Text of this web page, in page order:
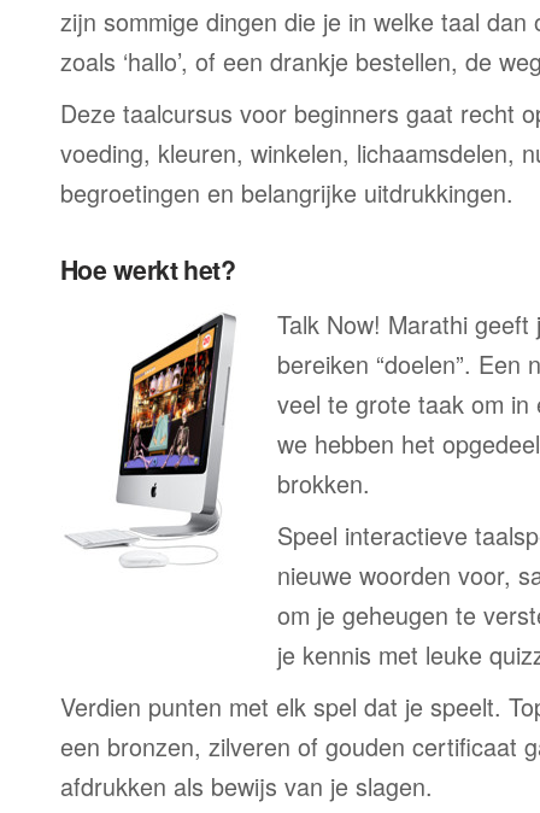
zijn sommige dingen die je in welke taal dan
zoals ‘hallo’, of een drankje bestellen, de
Deze taalcursus voor beginners gaat recht
voeding, kleuren, winkelen, lichaamsdelen,
begroetingen en belangrijke uitdrukkingen.
Hoe werkt het?
Talk Now! Marathi
bereiken “doelen”. Een
veel te grote taak om
we hebben het
brokken.
Speel interactieve
nieuwe woorden voor,
om je geheugen te
je kennis met leuke
Verdien punten met elk spel dat je speelt.
een bronzen, zilveren of gouden certificaat
afdrukken als bewijs van je slagen.